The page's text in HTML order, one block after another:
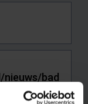
de fout zag.